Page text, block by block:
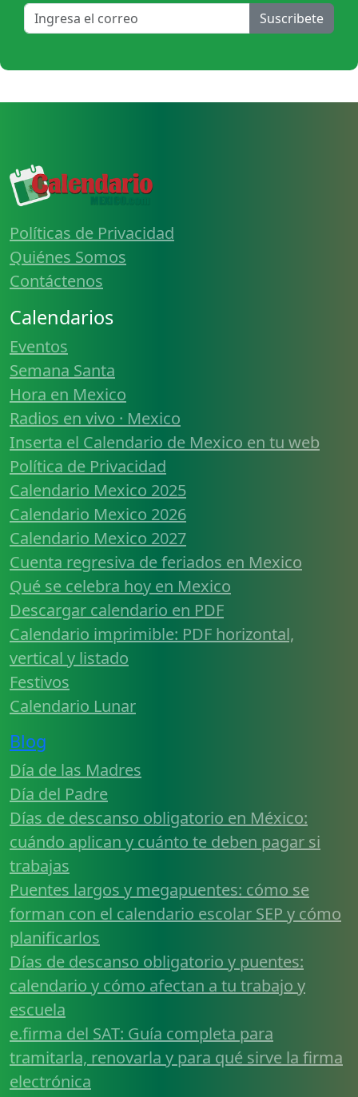
Suscribete
Políticas de Privacidad
Quiénes Somos
Contáctenos
Calendarios
Eventos
Semana Santa
Hora en Mexico
Radios en vivo · Mexico
Inserta el Calendario de Mexico en tu web
Política de Privacidad
Calendario Mexico 2025
Calendario Mexico 2026
Calendario Mexico 2027
Cuenta regresiva de feriados en Mexico
Qué se celebra hoy en Mexico
Descargar calendario en PDF
Calendario imprimible: PDF horizontal,
vertical y listado
Festivos
Calendario Lunar
Blog
Día de las Madres
Día del Padre
Días de descanso obligatorio en México:
cuándo aplican y cuánto te deben pagar si
trabajas
Puentes largos y megapuentes: cómo se
forman con el calendario escolar SEP y cómo
planificarlos
Días de descanso obligatorio y puentes:
calendario y cómo afectan a tu trabajo y
escuela
e.firma del SAT: Guía completa para
tramitarla, renovarla y para qué sirve la firma
electrónica